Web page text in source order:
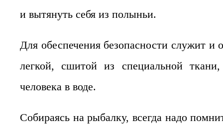
и вытянуть себя из полыньи.
Для обеспечения безопасности служит и
легкой, сшитой из специальной
человека в воде.
Собираясь на рыбалку, всегда надо